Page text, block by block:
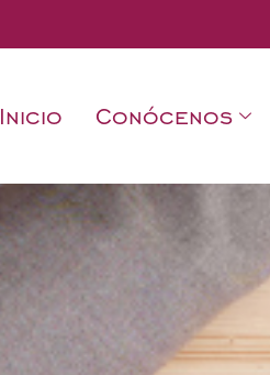
Inicio Conócenos